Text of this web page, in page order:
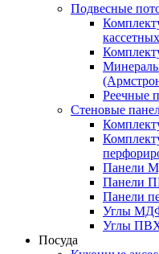
Подвесные
Реечные
Стеновые
Панели
Панели
Панели
Углы
Углы
Посуда